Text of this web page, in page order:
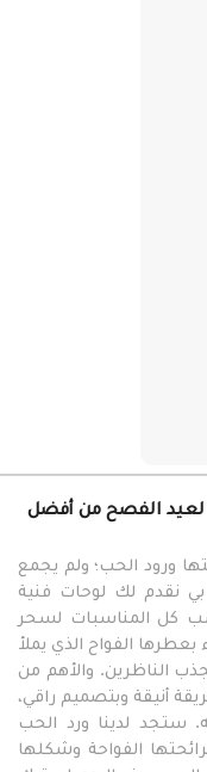
لعيد الفصح من أفضل
ورود الحب؛ ولم يجمع
بي نقدم لك لوحات فنية
كل المناسبات لسحر
بعطرها الفواح الذي يملأ
تجذب الناظرين. والأهم من
أنيقة وبتصميم راقي،
لدينا ورد الحب
برائحتها الفواحة وشكلها